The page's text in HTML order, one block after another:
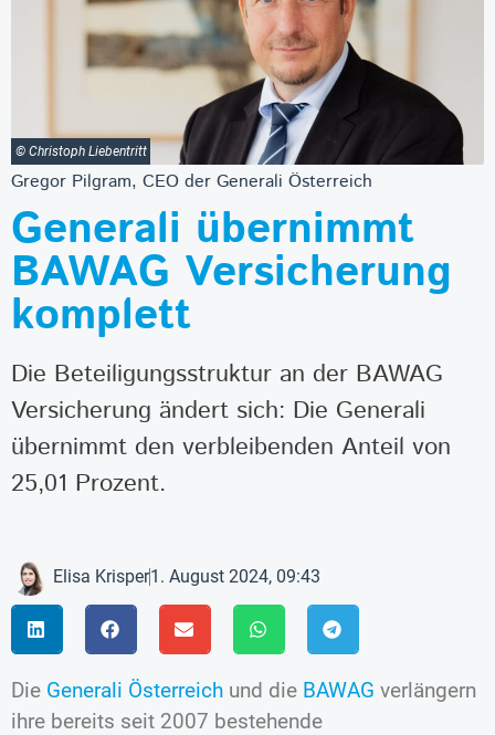
© Christoph Liebentritt
Gregor Pilgram, CEO der Generali Österreich
Generali übernimmt
BAWAG Versicherung
komplett
Die Beteiligungsstruktur an der BAWAG
Versicherung ändert sich: Die Generali
übernimmt den verbleibenden Anteil von
25,01 Prozent.
Elisa Krisper1. August 2024, 09:43
Die Generali Österreich und die BAWAG verlängern
ihre bereits seit 2007 bestehende